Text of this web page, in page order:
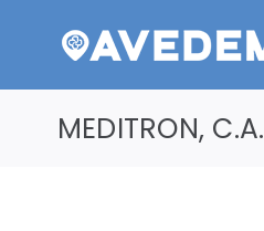
contenido
MEDITRON, C.A.